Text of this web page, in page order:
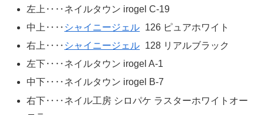
左上‥‥ネイルタウン irogel C-19
中上‥‥ シャイニージェル 126 ピュアホワイト
右上‥‥ シャイニージェル 128 リアルブラック
左下‥‥ネイルタウン irogel A-1
中下‥‥ネイルタウン irogel B-7
右下‥‥ネイル工房 シロパケ ラスターホワイトオー